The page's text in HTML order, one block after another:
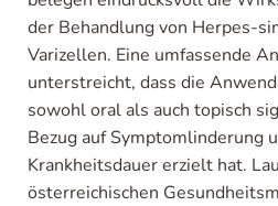
der Behandlung von Herpes-
Varizellen. Eine umfassende
unterstreicht, dass die
sowohl oral als auch topisch
Bezug auf Symptomlinderung
Krankheitsdauer erzielt hat.
österreichischen